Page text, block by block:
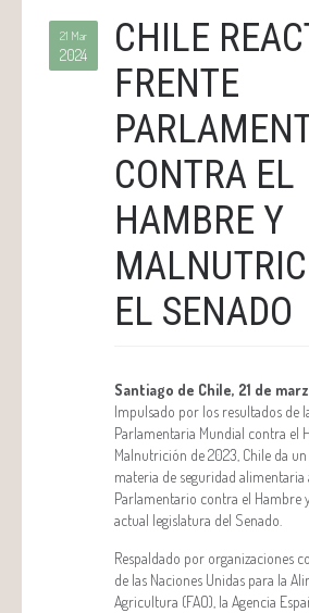
21 Mar
2024
CHILE
FRENTE
CONTRA EL
HAMBRE Y
EL SENADO
Santiago de Chile, 21 de
Impulsado por los resultados de
Parlamentaria Mundial contra el
Malnutrición de 2023, Chile da
materia de seguridad alimentaria
Parlamentario contra el Hambre
actual legislatura del Senado.
Respaldado por organizaciones
de las Naciones Unidas para la
Agricultura (FAO), la Agencia